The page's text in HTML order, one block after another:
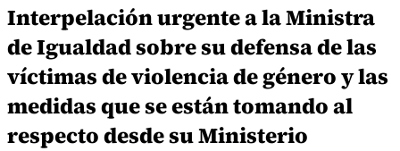
Interpelación urgente a la Ministra
de Igualdad sobre su defensa de las
víctimas de violencia de género y las
medidas que se están tomando al
respecto desde su Ministerio